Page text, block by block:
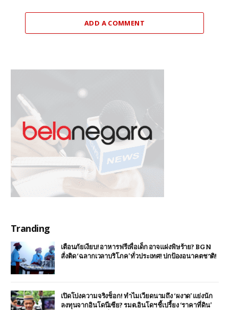
ADD A COMMENT
Tranding
เตือนภัยเงียบ! อาหารฟรีเพื่อเด็ก อาจแฝงพิษร้าย? BGN
สั่งติด ‘ฉลากเวลาบริโภค’ ทั่วประเทศ! ปกป้องอนาคตชาติ!
เปิดโปงความจริงช็อก! ทำไมเวียดนามถึง ‘ผงาด’ แย่งนัก
ลงทุนจากอินโดนีเซีย? รมต.อินโดฯ ชี้เปรี้ยง ‘ราคาที่ดิน’